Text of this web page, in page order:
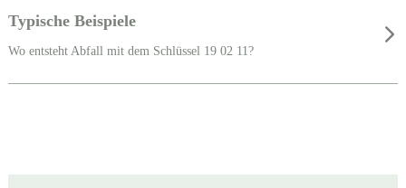
Typische Beispiele
Wo entsteht Abfall mit dem Schlüssel 19 02 11?